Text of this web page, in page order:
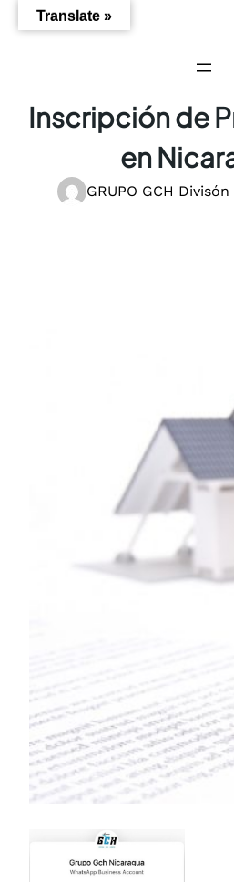
Saltar
Inscripción de
en
GRUPO GCH
Translate »